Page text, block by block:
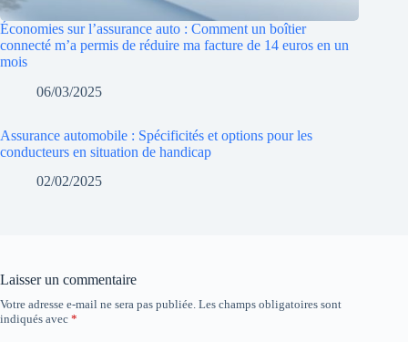
Économies sur l’assurance auto : Comment un boîtier
connecté m’a permis de réduire ma facture de 14 euros en un
mois
06/03/2025
Assurance automobile : Spécificités et options pour les
conducteurs en situation de handicap
02/02/2025
Laisser un commentaire
Votre adresse e-mail ne sera pas publiée. Les champs obligatoires sont
indiqués avec *